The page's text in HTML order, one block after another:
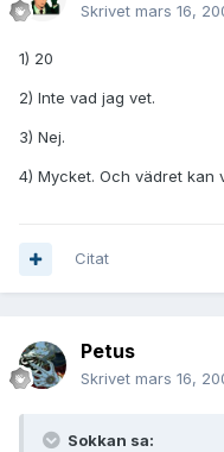
Skrivet mars 16,
1) 20
2) Inte vad jag vet.
3) Nej.
4) Mycket. Och vädret kan
Citat
Petus
Skrivet mars 16,
Sokkan sa: